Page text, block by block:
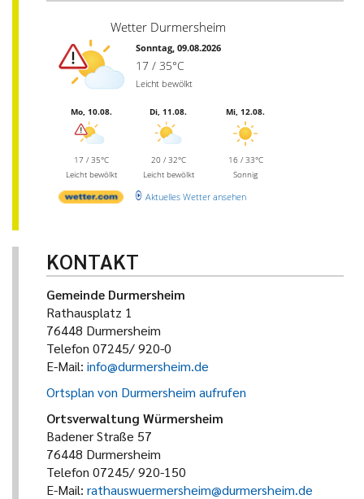
Wetter Durmersheim
Sonntag, 09.08.2026
17 / 35°C
Leicht bewölkt
Mo, 10.08.
17 / 35°C
Leicht bewölkt
Di, 11.08.
20 / 32°C
Leicht bewölkt
Mi, 12.08.
16 / 33°C
Sonnig
Aktuelles Wetter ansehen
KONTAKT
Gemeinde Durmersheim
Rathausplatz 1
76448 Durmersheim
Telefon 07245/ 920-0
E-Mail: info@durmersheim.de
Ortsplan von Durmersheim aufrufen
Ortsverwaltung Würmersheim
Badener Straße 57
76448 Durmersheim
Telefon 07245/ 920-150
E-Mail: rathauswuermersheim@durmersheim.de